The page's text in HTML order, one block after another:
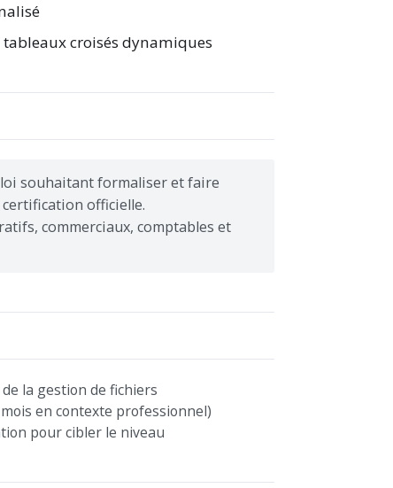
tableaux croisés dynamiques
souhaitant formaliser et faire
officielle.
commerciaux, comptables et
la gestion de fichiers
en contexte professionnel)
pour cibler le niveau